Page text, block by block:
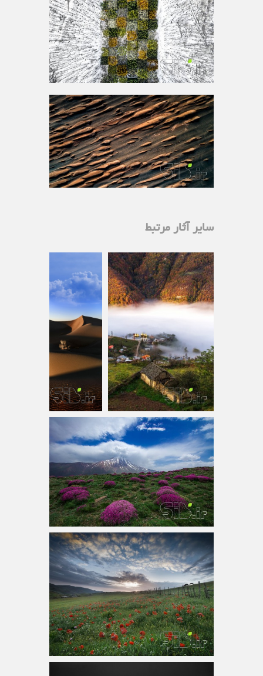
سایر آثار مرتبط